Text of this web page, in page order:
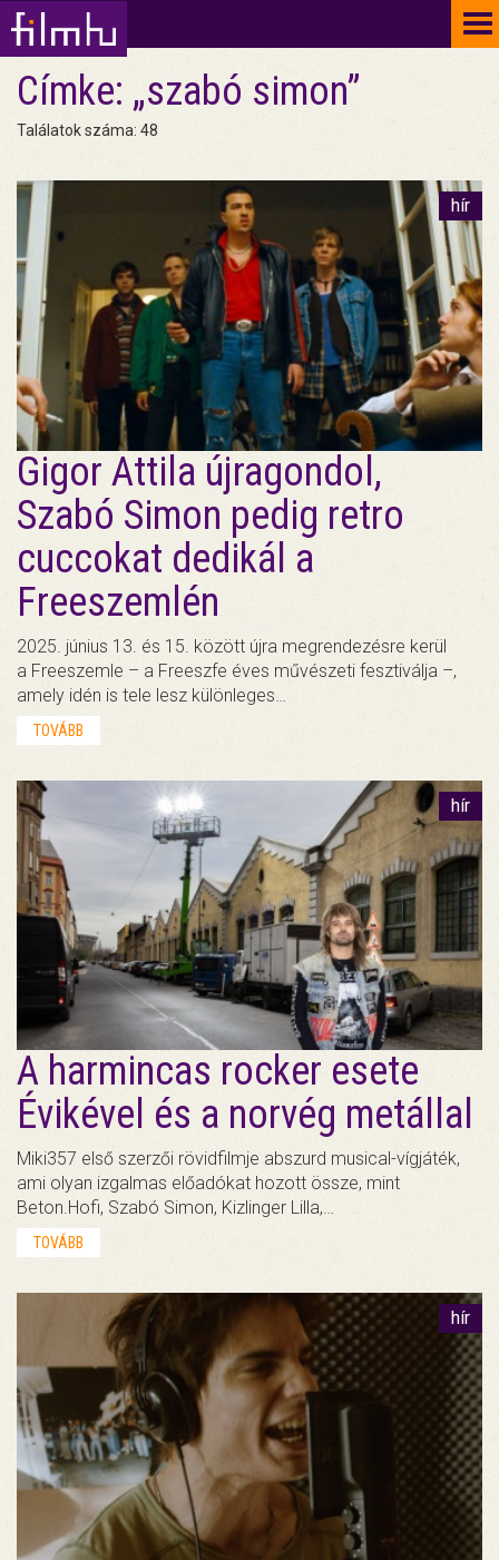
Címke: „szabó simon”
Találatok száma: 48
hír
Gigor Attila újragondol,
Szabó Simon pedig retro
cuccokat dedikál a
Freeszemlén
2025. június 13. és 15. között újra megrendezésre kerül
a Freeszemle – a Freeszfe éves művészeti fesztiválja –,
amely idén is tele lesz különleges…
TOVÁBB
hír
A harmincas rocker esete
Évikével és a norvég metállal
Miki357 első szerzői rövidfilmje abszurd musical-vígjáték,
ami olyan izgalmas előadókat hozott össze, mint
Beton.Hofi, Szabó Simon, Kizlinger Lilla,…
TOVÁBB
hír